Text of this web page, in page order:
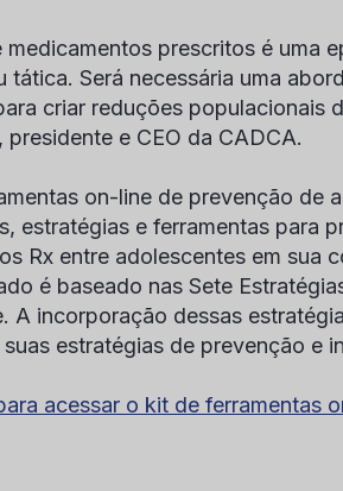
medicamentos prescritos é uma
tática. Será necessária uma
criar reduções populacionais
presidente e CEO da CADCA.
on-line de prevenção de
estratégias e ferramentas para
Rx entre adolescentes em sua
é baseado nas Sete
A incorporação dessas
estratégias de prevenção e
acessar o kit de ferramentas